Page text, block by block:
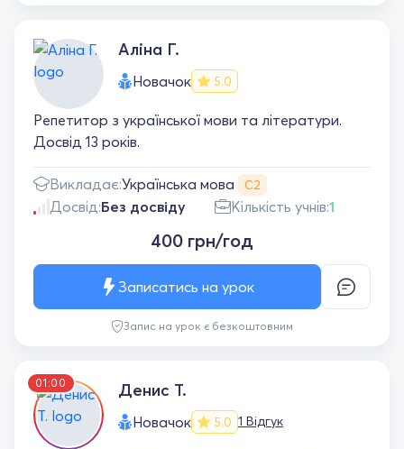
Аліна Г.
Новачок 5.0
Репетитор з української мови та літератури.
Досвід 13 років.
Викладає:Українська мова С2
Досвід:Без досвіду Кількість учнів:1
400 грн/год
Запис на урок є безкоштовним
Записатись на урок
01:00 Денис Т.
Новачок 5.0 1 Відгук